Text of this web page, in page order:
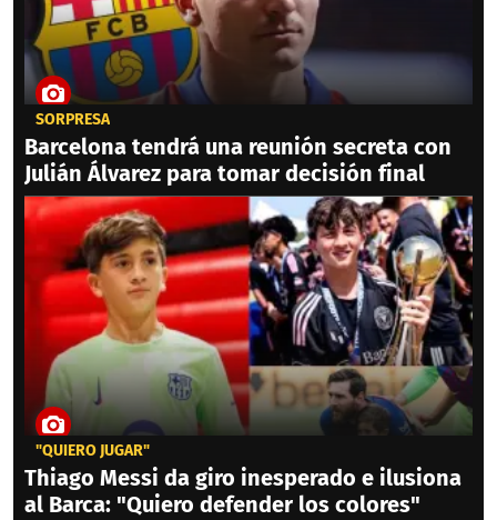
SORPRESA
Barcelona tendrá una reunión secreta con
Julián Álvarez para tomar decisión final
"QUIERO JUGAR"
Thiago Messi da giro inesperado e ilusiona
al Barca: "Quiero defender los colores"